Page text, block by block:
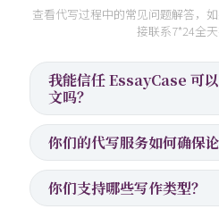
查看代写过程中的常见问题解答，
接联系7*24全
我能信任 EssayCase 可
文吗？
你们的代写服务如何确保
你们支持哪些写作类型？